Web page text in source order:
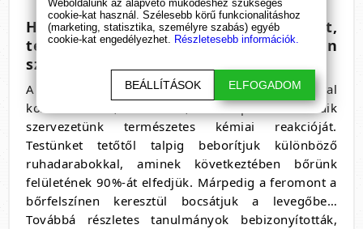
Ha mi is rendelkezünk saját,
természetes feromonnal, miért van
szükségünk Feromonos parfümre?
A különböző kémiai szerek használatával
kozmetikumok, krémek, testápolók elfedik
szervezetünk természetes kémiai reakcióját.
Testünket tetőtől talpig beborítjuk különböző
ruhadarabokkal, aminek következtében bőrünk
felületének 90%-át elfedjük. Márpedig a feromont a
bőrfelszínen keresztül bocsátjuk a levegőbe…
Továbbá részletes tanulmányok bebizonyították,
Weboldalunk az alapvető működéshez szükséges
cookie-kat használ. Szélesebb körű funkcionalitáshoz
(marketing, statisztika, személyre szabás) egyéb
cookie-kat engedélyezhet. Részletesebb információk.
BEÁLLÍTÁSOK ELFOGADOM